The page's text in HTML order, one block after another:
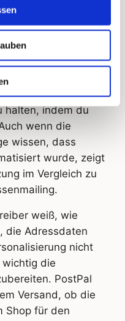
das Angebot zu
Namen.
Aufmerksamkeit
halten, indem du
wenn die
wissen, dass
wurde, zeigt
im Vergleich zu
weiß, wie
die Adressdaten
nicht
die
PostPal
Versand, ob die
Shop für den